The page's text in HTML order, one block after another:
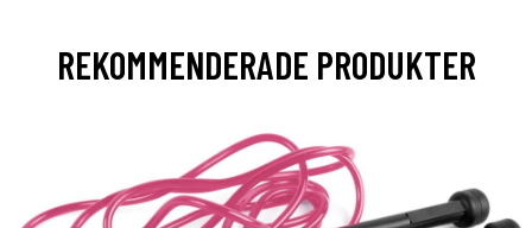
REKOMMENDERADE PRODUKTER